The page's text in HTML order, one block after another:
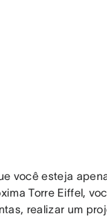
você esteja
Torre Eiffel,
realizar um